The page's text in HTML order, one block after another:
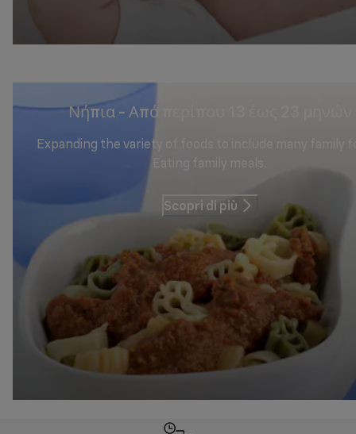
Νήπια - Από περίπου 13 έως 23 μηνών
​​​​​​​Expanding the variety of foods to include many family
Scopri di più